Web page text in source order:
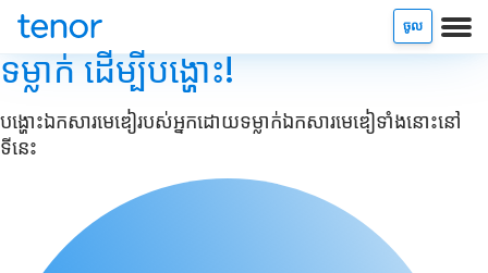
ចូល
ទម្លាក់ ដើម្បីបង្ហោះ!
បង្ហោះ​ឯកសារមេឌៀរបស់អ្នក​ដោយទម្លាក់ឯកសារមេឌៀ​ទាំងនោះនៅ
ទីនេះ